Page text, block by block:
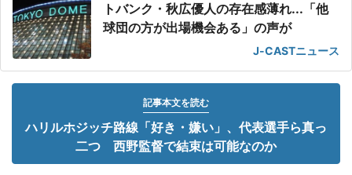
トバンク・秋広優人の存在感薄れ...「他
球団の方が出場機会ある」の声が
J-CASTニュース
記事本文を読む
ハリルホジッチ路線「好き・嫌い」、代表選手ら真っ
二つ 西野監督で結束は可能なのか